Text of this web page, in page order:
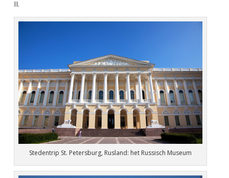
II.
Stedentrip St. Petersburg, Rusland: het Russisch Museum